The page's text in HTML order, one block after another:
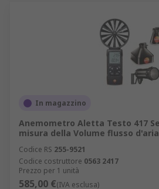
In magazzino
Anemometro Aletta Testo 417
misura della Volume flusso d'aria
Codice RS 255-9521
Codice costruttore 0563 2417
Prezzo per 1 unità
585,00 €(IVA esclusa)